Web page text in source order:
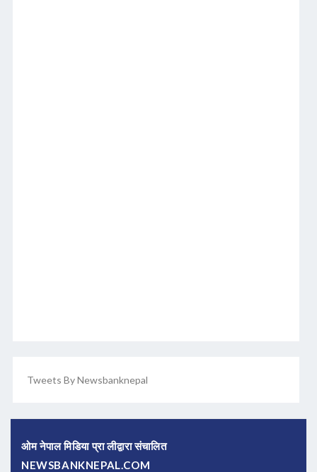
Tweets By Newsbanknepal
ओम नेपाल मिडिया प्रा लीद्वारा संचालित
NEWSBANKNEPAL.COM